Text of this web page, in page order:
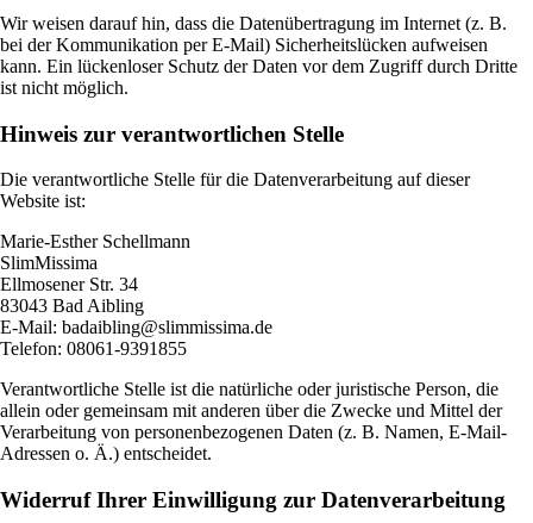
Wir weisen darauf hin, dass die Datenübertragung im Internet (z. B.
bei der Kommunikation per E-Mail) Sicherheitslücken aufweisen
kann. Ein lückenloser Schutz der Daten vor dem Zugriff durch Dritte
ist nicht möglich.
Hinweis zur verantwortlichen Stelle
Die verantwortliche Stelle für die Datenverarbeitung auf dieser
Website ist:
Marie-Esther Schellmann
SlimMissima
Ellmosener Str. 34
83043 Bad Aibling
E-Mail: badaibling@slimmissima.de
Telefon: 08061-9391855
Verantwortliche Stelle ist die natürliche oder juristische Person, die
allein oder gemeinsam mit anderen über die Zwecke und Mittel der
Verarbeitung von personenbezogenen Daten (z. B. Namen, E-Mail-
Adressen o. Ä.) entscheidet.
Widerruf Ihrer Einwilligung zur Datenverarbeitung